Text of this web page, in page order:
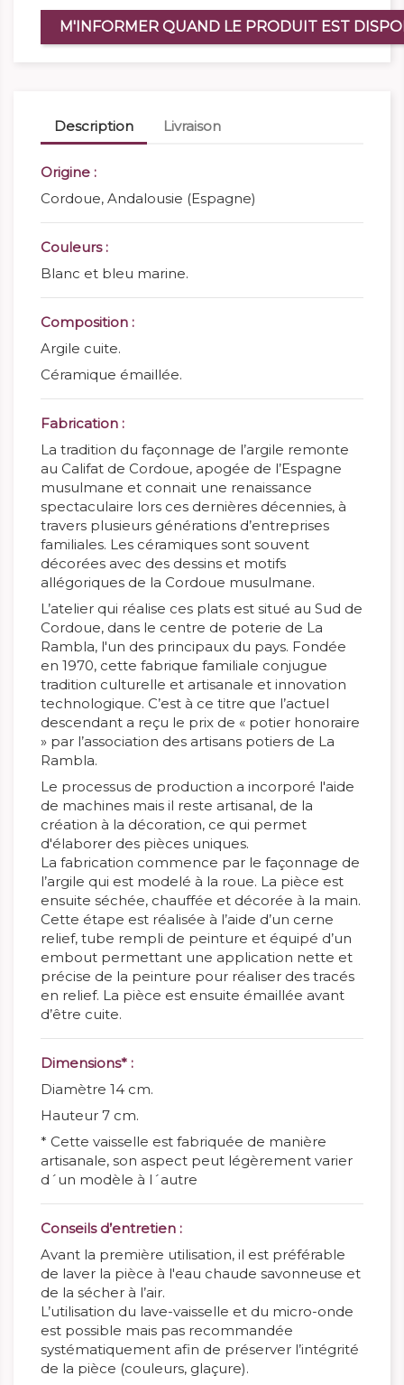
M'INFORMER QUAND LE PRODUIT EST
Description Livraison
Origine :
Cordoue, Andalousie (Espagne)
Couleurs :
Blanc et bleu marine.
Composition :
Argile cuite.
Céramique émaillée.
Fabrication :
La tradition du façonnage de l’argile remonte
au Califat de Cordoue, apogée de l’Espagne
musulmane et connait une renaissance
spectaculaire lors ces dernières décennies, à
travers plusieurs générations d’entreprises
familiales. Les céramiques sont souvent
décorées avec des dessins et motifs
allégoriques de la Cordoue musulmane.
L’atelier qui réalise ces plats est situé au Sud de
Cordoue, dans le centre de poterie de La
Rambla, l'un des principaux du pays. Fondée
en 1970, cette fabrique familiale conjugue
tradition culturelle et artisanale et innovation
technologique. C’est à ce titre que l’actuel
descendant a reçu le prix de « potier honoraire
» par l’association des artisans potiers de La
Rambla.
Le processus de production a incorporé l'aide
de machines mais il reste artisanal, de la
création à la décoration, ce qui permet
d'élaborer des pièces uniques.
La fabrication commence par le façonnage de
l’argile qui est modelé à la roue. La pièce est
ensuite séchée, chauffée et décorée à la main.
Cette étape est réalisée à l’aide d’un cerne
relief, tube rempli de peinture et équipé d’un
embout permettant une application nette et
précise de la peinture pour réaliser des tracés
en relief. La pièce est ensuite émaillée avant
d’être cuite.
Dimensions* :
Diamètre 14 cm.
Hauteur 7 cm.
* Cette vaisselle est fabriquée de manière
artisanale, son aspect peut légèrement varier
d´un modèle à l´autre
Conseils d’entretien :
Avant la première utilisation, il est préférable
de laver la pièce à l'eau chaude savonneuse et
de la sécher à l’air.
L’utilisation du lave-vaisselle et du micro-onde
est possible mais pas recommandée
systématiquement afin de préserver l’intégrité
de la pièce (couleurs, glaçure).